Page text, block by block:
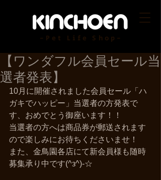
-Pet Life Shop-
【ワンダフル会員セール当
選者発表】
10月に開催されました会員セール「ハ
ガキでハッピー」当選者の方発表で
す、おめでとう御座います！！
当選者の方へは商品券が郵送されます
ので楽しみにお待ちくださいませ！
また、金鳥園各店にて新会員様も随時
募集承り中です(^з^)-☆